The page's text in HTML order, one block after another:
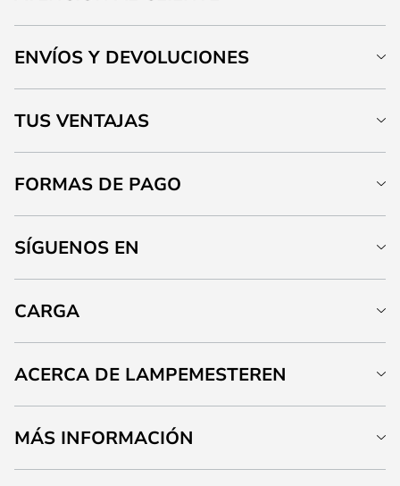
ENVÍOS Y DEVOLUCIONES
TUS VENTAJAS
FORMAS DE PAGO
SÍGUENOS EN
CARGA
ACERCA DE LAMPEMESTEREN
MÁS INFORMACIÓN